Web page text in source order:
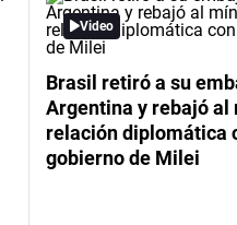
Video
Brasil retiró a su
Argentina y rebajó al
relación diplomática
gobierno de Milei